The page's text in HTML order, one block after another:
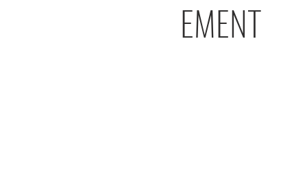
EMENT